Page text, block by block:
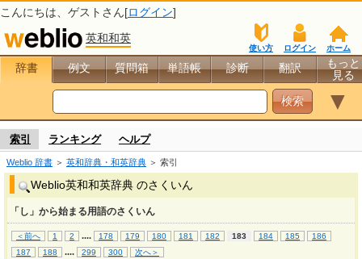
こんにちは、 ゲスト さん[ログイン]
英和和英
ホーム
ログイン
使い方
辞書 例文 質問箱 単語帳 診断 翻訳
もっと
見る
▼
索引 ランキング ヘルプ
Weblio 辞書 ＞ 英和辞典・和英辞典 ＞ 索引
Weblio英和和英辞典 のさくいん
「し」から始まる用語のさくいん
＜前へ 1 2 .... 178 179 180 181 182 183 184 185
186
187
188 .... 299 300 次へ＞